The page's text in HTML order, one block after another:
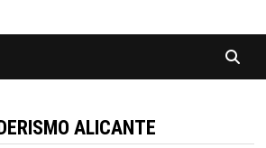
ALICANTE